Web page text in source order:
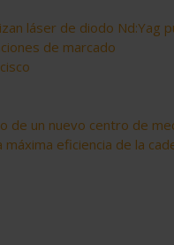
láser de diodo Nd:Yag
de marcado
de un nuevo centro de
eficiencia de la